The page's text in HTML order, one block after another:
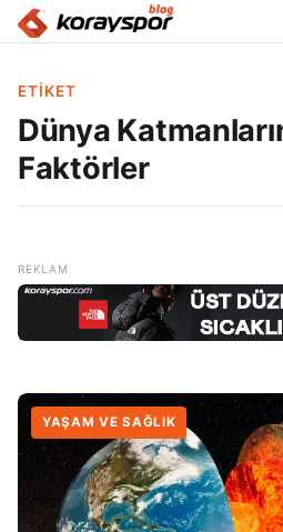
ETIKET
Dünya
Faktörler
YAŞAM VE SAĞLIK